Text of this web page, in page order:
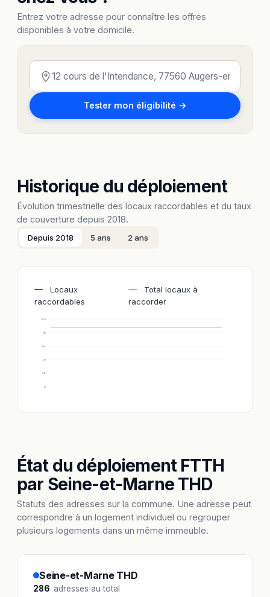
Entrez votre adresse pour connaître les offres
disponibles à votre domicile.
Tester mon éligibilité →
Historique du déploiement
Évolution trimestrielle des locaux raccordables et du taux
de couverture depuis 2018.
Depuis 2018 5 ans 2 ans
Locaux
raccordables
Total locaux à
raccorder
0
36
72
108
144
180
État du déploiement FTTH
par Seine-et-Marne THD
Statuts des adresses sur la commune. Une adresse peut
correspondre à un logement individuel ou regrouper
plusieurs logements dans un même immeuble.
Seine-et-Marne THD
286 adresses au total